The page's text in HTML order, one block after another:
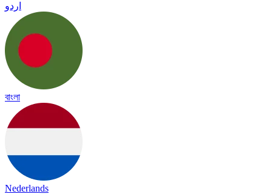
اردو
বাংলা
Nederlands